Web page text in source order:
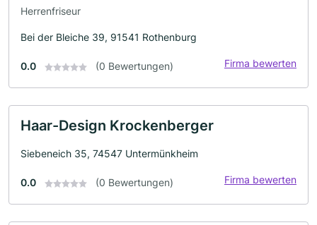
Herrenfriseur
Bei der Bleiche 39, 91541 Rothenburg
0.0 (0 Bewertungen) Firma bewerten
Haar-Design Krockenberger
Siebeneich 35, 74547 Untermünkheim
0.0 (0 Bewertungen) Firma bewerten